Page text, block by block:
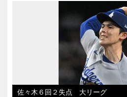
佐々木６回２失点 大リーグ